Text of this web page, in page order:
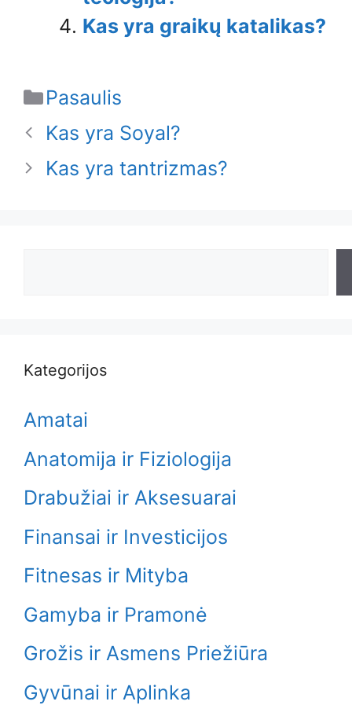
Kas yra graikų katalikas?
Categories
Pasaulis
Kas yra Soyal?
Kas yra tantrizmas?
Kategorijos
Amatai
Anatomija ir Fiziologija
Drabužiai ir Aksesuarai
Finansai ir Investicijos
Fitnesas ir Mityba
Gamyba ir Pramonė
Grožis ir Asmens Priežiūra
Gyvūnai ir Aplinka